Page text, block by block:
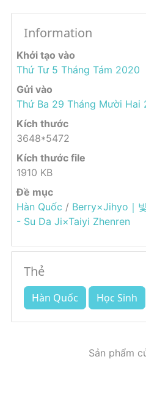
Information
Khởi tạo vào
Thứ Tư 5 Tháng Tám 2020
Gửi vào
Thứ Ba 29 Tháng Mười Hai
Kích thước
3648*5472
Kích thước file
1910 KB
Đề mục
Hàn Quốc / Berry×Jihyo｜
- Su Da Ji×Taiyi Zhenren
Thẻ
Hàn Quốc Học Sinh
Sản phẩm